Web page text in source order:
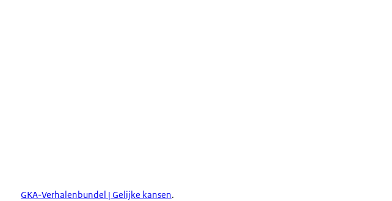
GKA-Verhalenbundel | Gelijke kansen.